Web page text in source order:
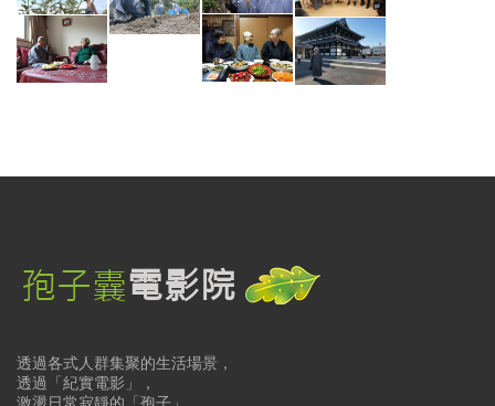
透過各式人群集聚的生活場景，
透過「紀實電影」，